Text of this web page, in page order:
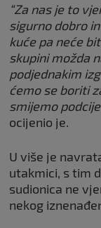
“Za nas je to
sigurno dobro
kuće pa neće
skupini možda
podjednakim
ćemo se boriti
smijemo
ocijenio je.
U više je
utakmici, s tim
sudionica ne
nekog